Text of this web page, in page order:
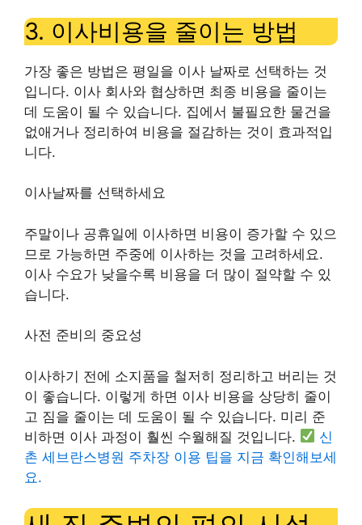
3. 이사비용을 줄이는 방법
가장 좋은 방법은 평일을 이사 날짜로 선택하는 것
입니다. 이사 회사와 협상하면 최종 비용을 줄이는
데 도움이 될 수 있습니다. 집에서 불필요한 물건을
없애거나 정리하여 비용을 절감하는 것이 효과적입
니다.
이사날짜를 선택하세요
주말이나 공휴일에 이사하면 비용이 증가할 수 있으
므로 가능하면 주중에 이사하는 것을 고려하세요.
이사 수요가 낮을수록 비용을 더 많이 절약할 수 있
습니다.
사전 준비의 중요성
이사하기 전에 소지품을 철저히 정리하고 버리는 것
이 좋습니다. 이렇게 하면 이사 비용을 상당히 줄이
고 짐을 줄이는 데 도움이 될 수 있습니다. 미리 준
비하면 이사 과정이 훨씬 수월해질 것입니다.
신
촌 세브란스병원 주차장 이용 팁을 지금 확인해보세
요.